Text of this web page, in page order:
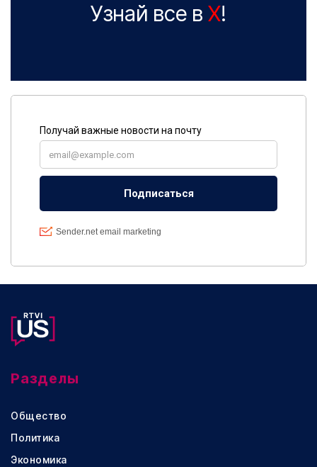
Узнай все в X!
Разделы
Общество
Политика
Экономика